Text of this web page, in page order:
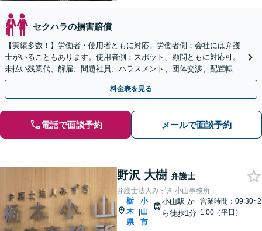
セクハラの損害賠償
【実績多数！】労働者・使用者ともに対応。労働者側：会社には弁護
士がいることもあります。使用者側：スポット、顧問ともに対応可。
未払い残業代、解雇、問題社員、ハラスメント、団体交渉、配置転換
など、まずはご相談ください【弁護士歴15年以上】
料金表を見る
電話で面談予約 メールで面談予約
野沢 大樹 弁護士
弁護士法人みずき 小山事務所
栃
木
県
|
小
山
市
小山駅 か
ら徒歩1分
営業時間：09:30~2
1:00（平日）